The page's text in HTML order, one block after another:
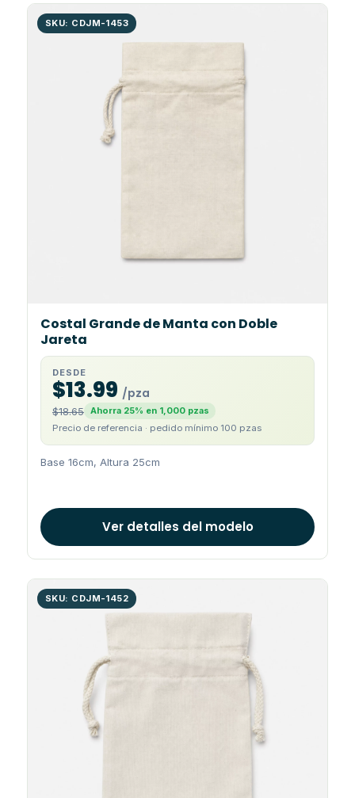
SKU: CDJM-1453
Costal Grande de Manta con Doble
Jareta
DESDE
$13.99 /pza
$18.65 Ahorra 25% en 1,000 pzas
Precio de referencia · pedido mínimo 100 pzas
Base 16cm, Altura 25cm
Ver detalles del modelo
SKU: CDJM-1452